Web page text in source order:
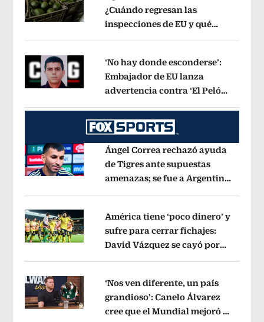
Opens in new window
¿Cuándo regresan las
inspecciones de EU y qué
Opens in new window
‘No hay donde esconderse’:
Embajador de EU lanza
advertencia contra ‘El Pelón’,
Opens in new window
Ángel Correa rechazó ayuda
de Tigres ante supuestas
amenazas; se fue a Argentina
Opens in new window
América tiene ‘poco dinero’ y
sufre para cerrar fichajes:
David Vázquez se cayó por
Opens in new window
‘Nos ven diferente, un país
grandioso’: Canelo Álvarez
cree que el Mundial mejoró la